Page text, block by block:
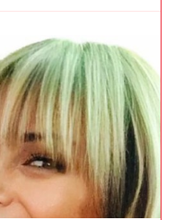
Dragan
sa Jovanom
komentarišu da je
ONA KOJU PIŠU
Jeremić sprema
svi brujati: Potkačila